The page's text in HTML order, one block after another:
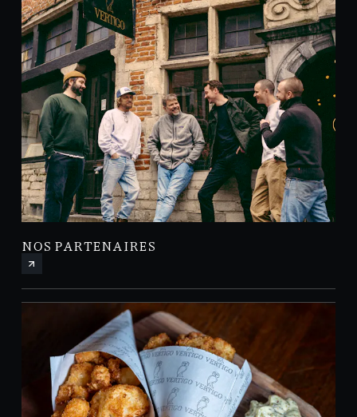
NOS PARTENAIRES